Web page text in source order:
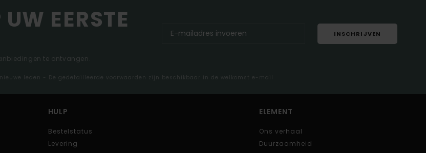
EERSTE
te ontvangen.
INSCHRIJVEN
leden - De gedetailleerde voorwaarden zijn beschikbaar in de welkomst e-mail
HULP
Bestelstatus
Levering
ELEMENT
Ons verhaal
Duurzaamheid